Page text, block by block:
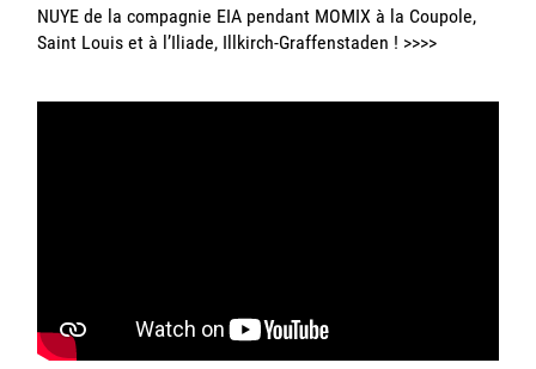
NUYE de la compagnie EIA pendant MOMIX à la Coupole,
Saint Louis et à l’Iliade, Illkirch-Graffenstaden ! >>>>